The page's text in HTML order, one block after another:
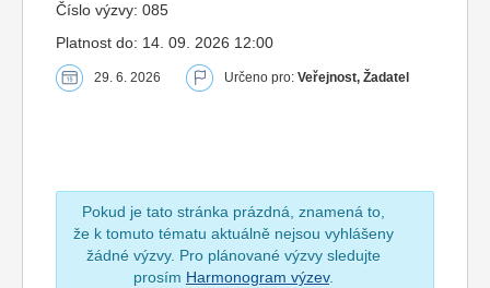
Číslo výzvy: 085
Platnost do: 14. 09. 2026 12:00
29. 6. 2026 Určeno pro: Veřejnost, Žadatel
Pokud je tato stránka prázdná, znamená to,
že k tomuto tématu aktuálně nejsou vyhlášeny
žádné výzvy. Pro plánované výzvy sledujte
prosím Harmonogram výzev.